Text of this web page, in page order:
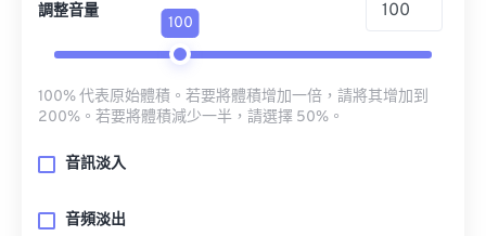
調整音量
100
100% 代表原始體積。若要將體積增加一倍，請將其增加到
200%。若要將體積減少一半，請選擇 50%。
音訊淡入
音頻淡出